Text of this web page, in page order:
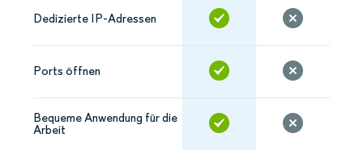
Dedizierte IP-Adressen
Ports öffnen
Bequeme Anwendung für die
Arbeit